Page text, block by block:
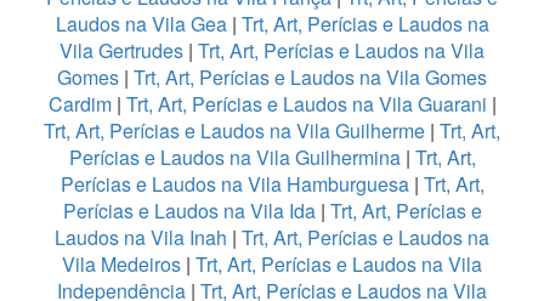
Laudos na Vila Gea| Trt, Art, Perícias e Laudos na
Vila Gertrudes | Trt, Art, Perícias e Laudos na Vila
Gomes | Trt, Art, Perícias e Laudos na Vila Gomes
Cardim| Trt, Art, Perícias e Laudos na Vila Guarani |
Trt, Art, Perícias e Laudos na Vila Guilherme | Trt, Art,
Perícias e Laudos na Vila Guilhermina| Trt, Art,
Perícias e Laudos na Vila Hamburguesa| Trt, Art,
Perícias e Laudos na Vila Ida| Trt, Art, Perícias e
Laudos na Vila Inah | Trt, Art, Perícias e Laudos na
Vila Medeiros | Trt, Art, Perícias e Laudos na Vila
Independência | Trt, Art, Perícias e Laudos na Vila